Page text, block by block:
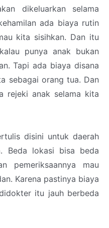
dikeluarkan selama
ada biaya rutin
kita sisihkan. Dan itu
punya anak bukan
Tapi ada biaya disana
sebagai orang tua. Dan
rejeki anak selama kita
disini untuk daerah
Beda lokasi bisa beda
pemeriksaannya mau
Karena pastinya biaya
itu jauh berbeda